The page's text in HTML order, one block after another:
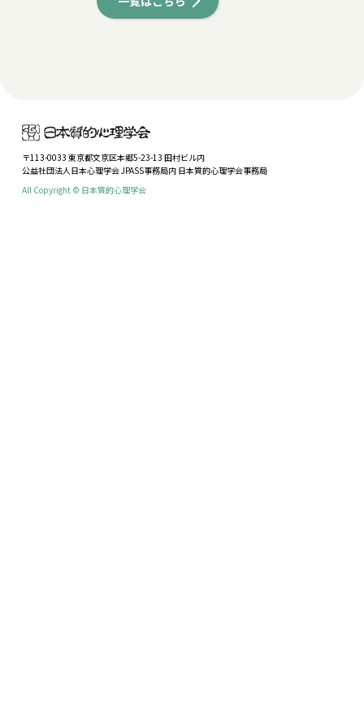
〒113-0033 東京都文京区本郷5-23-13 田村ビル内
公益社団法人日本心理学会 JPASS事務局内 日本質的心理学会事務局
All Copyright © 日本質的心理学会